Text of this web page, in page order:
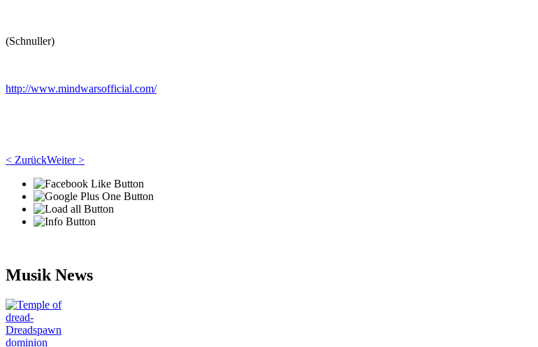
(Schnuller)
http://www.mindwarsofficial.com/
< ZurückWeiter >
Musik News